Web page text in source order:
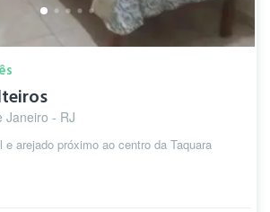
Janeiro - RJ
e arejado próximo ao centro da Taquara